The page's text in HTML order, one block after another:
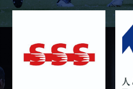
4月19日 関西セブンズ
2025/12/12
GALLERY
12月13日 大阪体育大学